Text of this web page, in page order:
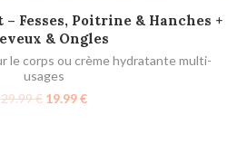
LIRE LA SUITE
Fesses, Poitrine & Hanches +
& Ongles
le corps ou crème hydratante multi-
usages
29.99€ 19.99€